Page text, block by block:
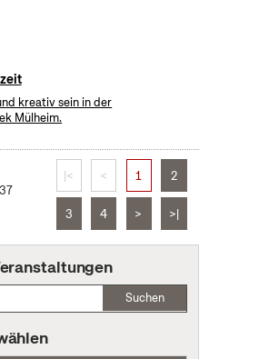
kreativ sein in der
Mülheim.
|< < 1 2
3 4 > >|
Suchen